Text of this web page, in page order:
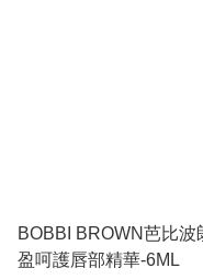
BOBBI BROWN芭比波
盈呵護唇部精華-6ML